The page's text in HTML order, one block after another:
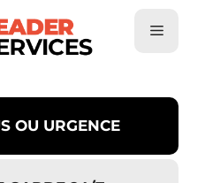
OU URGENCE